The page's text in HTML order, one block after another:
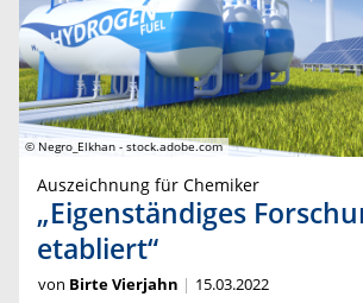
© Negro_Elkhan - stock.adobe.com
Auszeichnung für Chemiker
„Eigenständiges
etabliert“
von Birte Vierjahn 15.03.2022